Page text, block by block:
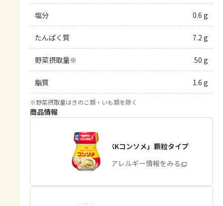
塩分 0.6 g
たんぱく質 7.2 g
野菜摂取量※ 50 g
脂質 1.6 g
※野菜摂取量はきのこ類・いも類を除く
商品情報
「味の素KKコンソメ」顆粒タイプ
商品・アレルギー情報をみる